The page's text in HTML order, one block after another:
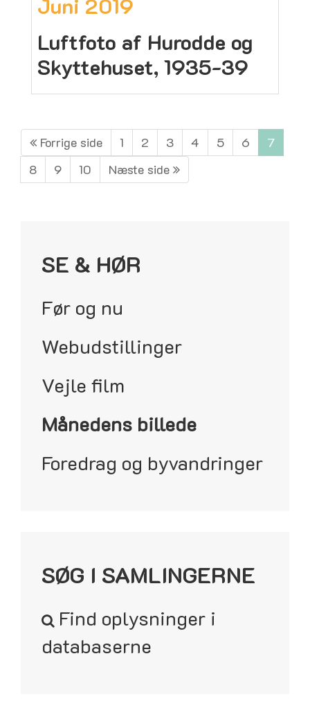
Juni 2019
Luftfoto af Hurodde og
Skyttehuset, 1935-39
Forrige side 1 2 3 4 5 6
7
8
9 10 Næste side
SE & HØR
Før og nu
Webudstillinger
Vejle film
Månedens billede
Foredrag og byvandringer
SØG I SAMLINGERNE
Find oplysninger i
databaserne